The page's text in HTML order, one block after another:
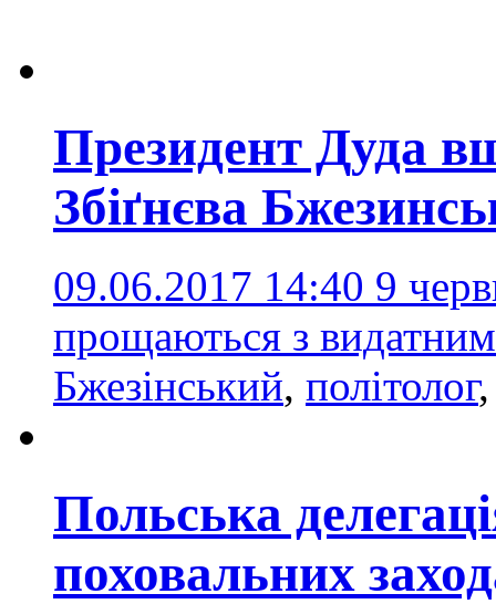
Президент Дуда
Збіґнєва
09.06.2017 14:40 9
прощаються з
Бжезінський, політолог
Польська
поховальних